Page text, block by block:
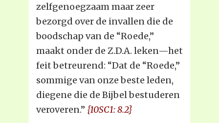
zelfgenoegzaam maar zeer
bezorgd over de invallen die de
boodschap van de “Roede,”
maakt onder de Z.D.A. leken—het
feit betreurend: “Dat de “Roede,”
sommige van onze beste leden,
diegene die de Bijbel bestuderen
veroveren.” {10SC1: 8.2}